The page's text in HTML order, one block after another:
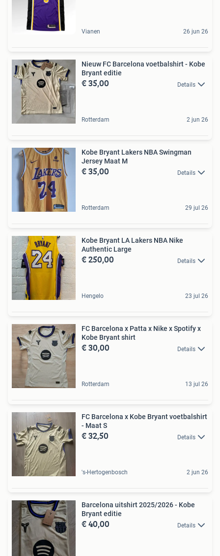
Vianen 26 jun 26
Nieuw FC Barcelona voetbalshirt - Kobe
Bryant editie
€ 35,00 Details
Rotterdam 2 jun 26
Kobe Bryant Lakers NBA Swingman
Jersey Maat M
€ 35,00 Details
Rotterdam 29 jul 26
Kobe Bryant LA Lakers NBA Nike
Authentic Large
€ 250,00 Details
Hengelo 23 jul 26
FC Barcelona x Patta x Nike x Spotify x
Kobe Bryant shirt
€ 30,00 Details
Rotterdam 13 jul 26
FC Barcelona x Kobe Bryant voetbalshirt
- Maat S
€ 32,50 Details
's-Hertogenbosch 2 jun 26
Barcelona uitshirt 2025/2026 - Kobe
Bryant editie
€ 40,00 Details